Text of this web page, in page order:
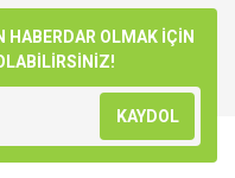
HABERDAR OLMAK İÇİN
KAYDOL